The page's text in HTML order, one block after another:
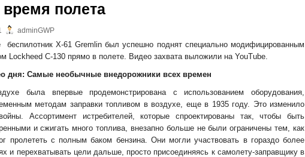
полета
adminGWP
X-61 Gremlin был успешно поднят специально модифицированным
Lockheed C-130 прямо в полете. Видео захвата выложили на YouTube.
дня: Самые необычные внедорожники всех времен
была впервые продемонстрирована с использованием оборудования,
методам заправки топливом в воздухе, еще в 1935 году. Это изменило
Ассортимент истребителей, которые спроектированы так, чтобы быть
и сжигать много топлива, внезапно больше не были ограничены тем, как
пролететь с полным баком бензина. Они могли участвовать в гораздо более
и перехватывать цели дальше, просто присоединяясь к самолету-заправщику в